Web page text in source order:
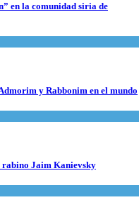
en la comunidad siria de
y Rabbonim en el mundo
rabino Jaim Kanievsky